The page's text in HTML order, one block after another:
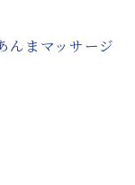
んまマッサージ